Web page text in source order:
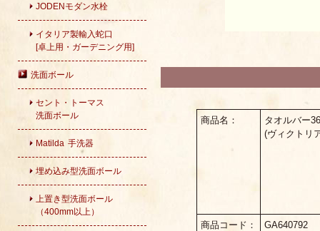
JODENモダン水栓
イタリア製輸入蛇口
[卓上用・ガーデニング用]
洗面ボール
セント・トーマス
洗面ボール
Matilda 手洗器
埋め込み型洗面ボール
上置き型洗面ボール
（400mm以上）
商品名：
タオルバー36
(ヴィクトリ
商品コード： GA640792